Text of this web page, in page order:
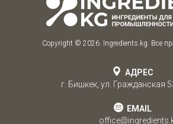
контакте с перемешанным и
сыром.
фосфатных и цитратных
в технологических сырах для
эмульгирования сырья, для
корректировки значений рН
Copyright © 2026. Ingredients.kg. Все
АДРЕС
г. Бишкек, ул. Гражданская
EMAIL